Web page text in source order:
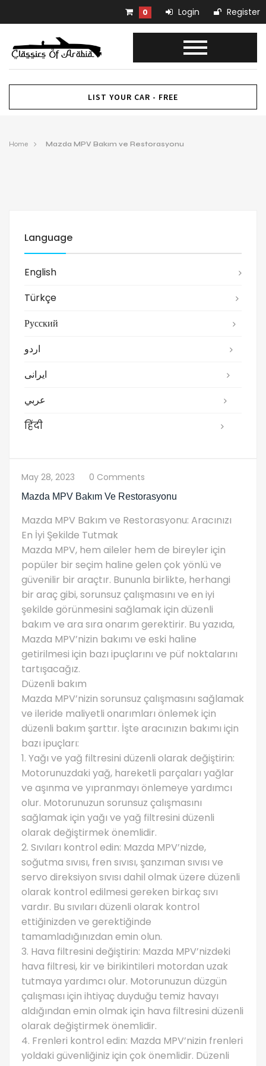
0 Login Register
LIST YOUR CAR - FREE
Home Mazda MPV Bakım ve Restorasyonu
Language
English
Türkçe
Русский
اردو
ایرانی
عربي
हिंदी
May 28, 2023 0 Comments
Mazda MPV Bakım Ve Restorasyonu
Mazda MPV Bakım ve Restorasyonu: Aracınızı
En İyi Şekilde Tutmak
Mazda MPV, hem aileler hem de bireyler için
popüler bir seçim haline gelen çok yönlü ve
güvenilir bir araçtır. Bununla birlikte, herhangi
bir araç gibi, sorunsuz çalışmasını ve en iyi
şekilde görünmesini sağlamak için düzenli
bakım ve ara sıra onarım gerektirir. Bu yazıda,
Mazda MPV’nizin bakımı ve eski haline
getirilmesi için bazı ipuçlarını ve püf noktalarını
tartışacağız.
Düzenli bakım
Mazda MPV’nizin sorunsuz çalışmasını sağlamak
ve ileride maliyetli onarımları önlemek için
düzenli bakım şarttır. İşte aracınızın bakımı için
bazı ipuçları:
1. Yağı ve yağ filtresini düzenli olarak değiştirin:
Motorunuzdaki yağ, hareketli parçaları yağlar
ve aşınma ve yıpranmayı önlemeye yardımcı
olur. Motorunuzun sorunsuz çalışmasını
sağlamak için yağı ve yağ filtresini düzenli
olarak değiştirmek önemlidir.
2. Sıvıları kontrol edin: Mazda MPV’nizde,
soğutma sıvısı, fren sıvısı, şanzıman sıvısı ve
servo direksiyon sıvısı dahil olmak üzere düzenli
olarak kontrol edilmesi gereken birkaç sıvı
vardır. Bu sıvıları düzenli olarak kontrol
ettiğinizden ve gerektiğinde
tamamladığınızdan emin olun.
3. Hava filtresini değiştirin: Mazda MPV’nizdeki
hava filtresi, kir ve birikintileri motordan uzak
tutmaya yardımcı olur. Motorunuzun düzgün
çalışması için ihtiyaç duyduğu temiz havayı
aldığından emin olmak için hava filtresini düzenli
olarak değiştirmek önemlidir.
4. Frenleri kontrol edin: Mazda MPV’nizin frenleri
yoldaki güvenliğiniz için çok önemlidir. Düzenli